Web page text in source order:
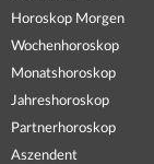
Horoskop Morgen
Wochenhoroskop
Monatshoroskop
Jahreshoroskop
Partnerhoroskop
Aszendent